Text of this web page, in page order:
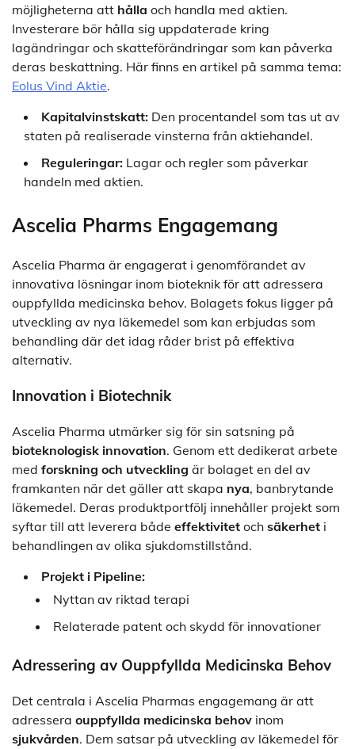
möjligheterna att hålla och handla med aktien.
Investerare bör hålla sig uppdaterade kring
lagändringar och skatteförändringar som kan påverka
deras beskattning. Här finns en artikel på samma tema:
Eolus Vind Aktie.
Kapitalvinstskatt: Den procentandel som tas ut av
staten på realiserade vinsterna från aktiehandel.
Reguleringar: Lagar och regler som påverkar
handeln med aktien.
Ascelia Pharms Engagemang
Ascelia Pharma är engagerat i genomförandet av
innovativa lösningar inom bioteknik för att adressera
ouppfyllda medicinska behov. Bolagets fokus ligger på
utveckling av nya läkemedel som kan erbjudas som
behandling där det idag råder brist på effektiva
alternativ.
Innovation i Biotechnik
Ascelia Pharma utmärker sig för sin satsning på
bioteknologisk innovation. Genom ett dedikerat arbete
med forskning och utveckling är bolaget en del av
framkanten när det gäller att skapa nya, banbrytande
läkemedel. Deras produktportfölj innehåller projekt som
syftar till att leverera både effektivitet och säkerhet i
behandlingen av olika sjukdomstillstånd.
Projekt i Pipeline:
Nyttan av riktad terapi
Relaterade patent och skydd för innovationer
Adressering av Ouppfyllda Medicinska Behov
Det centrala i Ascelia Pharmas engagemang är att
adressera ouppfyllda medicinska behov inom
sjukvården. Dem satsar på utveckling av läkemedel för